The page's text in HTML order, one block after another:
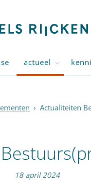
actueel
› Actualiteiten
18 april 2024